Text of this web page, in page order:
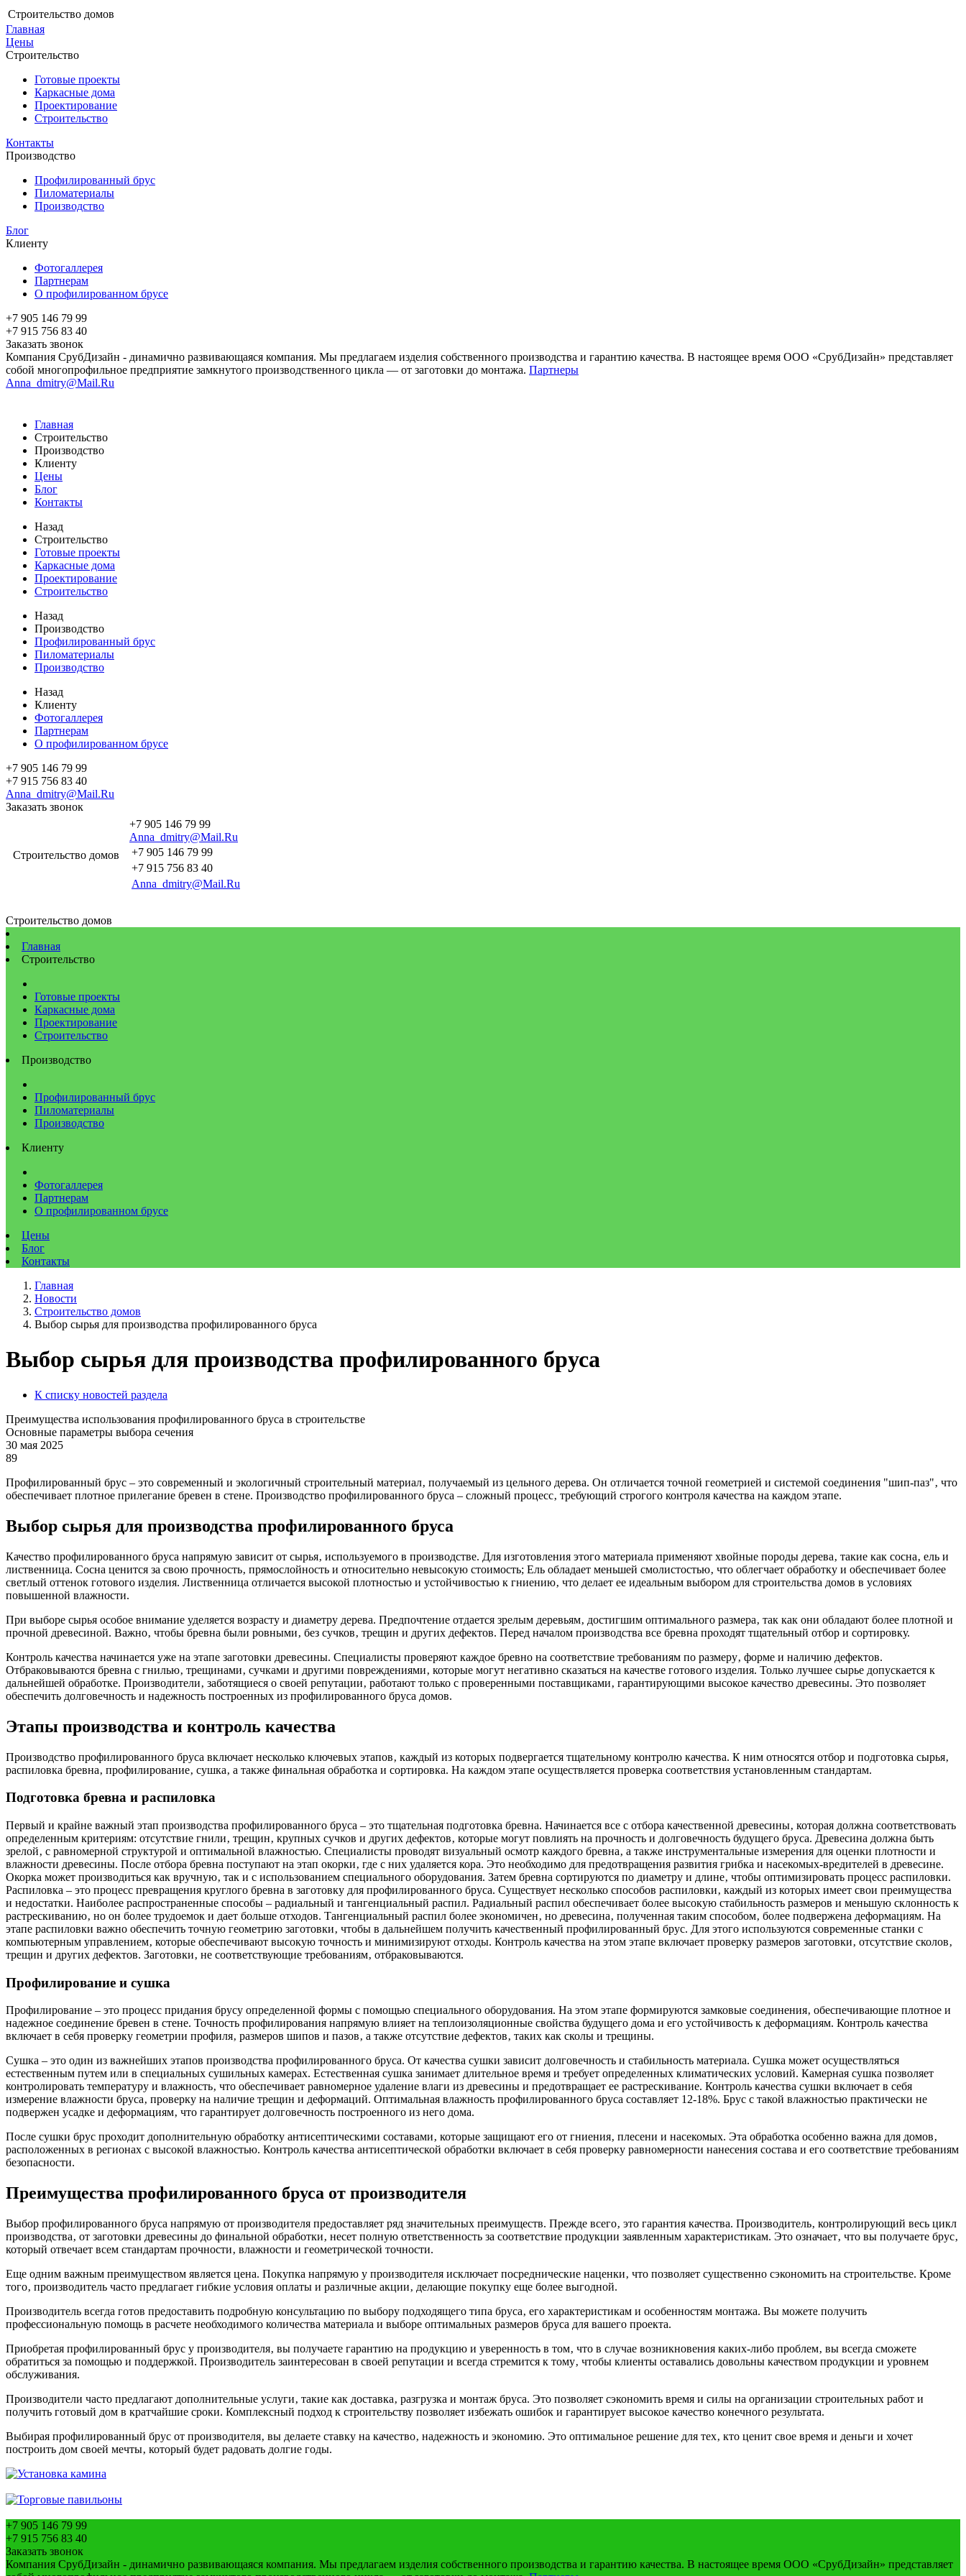
Строительство домов
Главная
Цены
Строительство
Готовые проекты
Каркасные дома
Проектирование
Строительство
Контакты
Производство
Профилированный брус
Пиломатериалы
Производство
Блог
Клиенту
Фотогаллерея
Партнерам
О профилированном брусе
+7 905 146 79 99
+7 915 756 83 40
Заказать звонок
Компания СрубДизайн - динамично развивающаяся компания. Мы предлагаем изделия собственного производства и гарантию качества. В настоящее время ООО «СрубДизайн» представляет
собой многопрофильное предприятие замкнутого производственного цикла — от заготовки до монтажа. Партнеры
Anna_dmitry@Mail.Ru
Главная
Строительство
Производство
Клиенту
Цены
Блог
Контакты
Назад
Строительство
Готовые проекты
Каркасные дома
Проектирование
Строительство
Назад
Производство
Профилированный брус
Пиломатериалы
Производство
Назад
Клиенту
Фотогаллерея
Партнерам
О профилированном брусе
+7 905 146 79 99
+7 915 756 83 40
Anna_dmitry@Mail.Ru
Заказать звонок
Строительство домов
+7 905 146 79 99
Anna_dmitry@Mail.Ru
+7 905 146 79 99
+7 915 756 83 40
Anna_dmitry@Mail.Ru
Строительство домов
Главная
Строительство
Готовые проекты
Каркасные дома
Проектирование
Строительство
Производство
Профилированный брус
Пиломатериалы
Производство
Клиенту
Фотогаллерея
Партнерам
О профилированном брусе
Цены
Блог
Контакты
Главная
Новости
Строительство домов
Выбор сырья для производства профилированного бруса
Выбор сырья для производства профилированного бруса
К списку новостей раздела
Преимущества использования профилированного бруса в строительстве
Основные параметры выбора сечения
30 мая 2025
89
Профилированный брус – это современный и экологичный строительный материал‚ получаемый из цельного дерева. Он отличается точной геометрией и системой соединения "шип-паз"‚ что
обеспечивает плотное прилегание бревен в стене. Производство профилированного бруса – сложный процесс‚ требующий строгого контроля качества на каждом этапе.
Выбор сырья для производства профилированного бруса
Качество профилированного бруса напрямую зависит от сырья‚ используемого в производстве. Для изготовления этого материала применяют хвойные породы дерева‚ такие как сосна‚ ель и
лиственница. Сосна ценится за свою прочность‚ прямослойность и относительно невысокую стоимость; Ель обладает меньшей смолистостью‚ что облегчает обработку и обеспечивает более
светлый оттенок готового изделия. Лиственница отличается высокой плотностью и устойчивостью к гниению‚ что делает ее идеальным выбором для строительства домов в условиях
повышенной влажности.
При выборе сырья особое внимание уделяется возрасту и диаметру дерева. Предпочтение отдается зрелым деревьям‚ достигшим оптимального размера‚ так как они обладают более плотной и
прочной древесиной. Важно‚ чтобы бревна были ровными‚ без сучков‚ трещин и других дефектов. Перед началом производства все бревна проходят тщательный отбор и сортировку.
Контроль качества начинается уже на этапе заготовки древесины. Специалисты проверяют каждое бревно на соответствие требованиям по размеру‚ форме и наличию дефектов.
Отбраковываются бревна с гнилью‚ трещинами‚ сучками и другими повреждениями‚ которые могут негативно сказаться на качестве готового изделия. Только лучшее сырье допускается к
дальнейшей обработке. Производители‚ заботящиеся о своей репутации‚ работают только с проверенными поставщиками‚ гарантирующими высокое качество древесины. Это позволяет
обеспечить долговечность и надежность построенных из профилированного бруса домов.
Этапы производства и контроль качества
Производство профилированного бруса включает несколько ключевых этапов‚ каждый из которых подвергается тщательному контролю качества. К ним относятся отбор и подготовка сырья‚
распиловка бревна‚ профилирование‚ сушка‚ а также финальная обработка и сортировка. На каждом этапе осуществляется проверка соответствия установленным стандартам.
Подготовка бревна и распиловка
Первый и крайне важный этап производства профилированного бруса – это тщательная подготовка бревна. Начинается все с отбора качественной древесины‚ которая должна соответствовать
определенным критериям: отсутствие гнили‚ трещин‚ крупных сучков и других дефектов‚ которые могут повлиять на прочность и долговечность будущего бруса. Древесина должна быть
зрелой‚ с равномерной структурой и оптимальной влажностью. Специалисты проводят визуальный осмотр каждого бревна‚ а также инструментальные измерения для оценки плотности и
влажности древесины. После отбора бревна поступают на этап окорки‚ где с них удаляется кора. Это необходимо для предотвращения развития грибка и насекомых-вредителей в древесине.
Окорка может производиться как вручную‚ так и с использованием специального оборудования. Затем бревна сортируются по диаметру и длине‚ чтобы оптимизировать процесс распиловки.
Распиловка – это процесс превращения круглого бревна в заготовку для профилированного бруса. Существует несколько способов распиловки‚ каждый из которых имеет свои преимущества
и недостатки. Наиболее распространенные способы – радиальный и тангенциальный распил. Радиальный распил обеспечивает более высокую стабильность размеров и меньшую склонность к
растрескиванию‚ но он более трудоемок и дает больше отходов. Тангенциальный распил более экономичен‚ но древесина‚ полученная таким способом‚ более подвержена деформациям. На
этапе распиловки важно обеспечить точную геометрию заготовки‚ чтобы в дальнейшем получить качественный профилированный брус. Для этого используются современные станки с
компьютерным управлением‚ которые обеспечивают высокую точность и минимизируют отходы. Контроль качества на этом этапе включает проверку размеров заготовки‚ отсутствие сколов‚
трещин и других дефектов. Заготовки‚ не соответствующие требованиям‚ отбраковываются.
Профилирование и сушка
Профилирование – это процесс придания брусу определенной формы с помощью специального оборудования. На этом этапе формируются замковые соединения‚ обеспечивающие плотное и
надежное соединение бревен в стене. Точность профилирования напрямую влияет на теплоизоляционные свойства будущего дома и его устойчивость к деформациям. Контроль качества
включает в себя проверку геометрии профиля‚ размеров шипов и пазов‚ а также отсутствие дефектов‚ таких как сколы и трещины.
Сушка – это один из важнейших этапов производства профилированного бруса. От качества сушки зависит долговечность и стабильность материала. Сушка может осуществляться
естественным путем или в специальных сушильных камерах. Естественная сушка занимает длительное время и требует определенных климатических условий. Камерная сушка позволяет
контролировать температуру и влажность‚ что обеспечивает равномерное удаление влаги из древесины и предотвращает ее растрескивание. Контроль качества сушки включает в себя
измерение влажности бруса‚ проверку на наличие трещин и деформаций. Оптимальная влажность профилированного бруса составляет 12-18%. Брус с такой влажностью практически не
подвержен усадке и деформациям‚ что гарантирует долговечность построенного из него дома.
После сушки брус проходит дополнительную обработку антисептическими составами‚ которые защищают его от гниения‚ плесени и насекомых. Эта обработка особенно важна для домов‚
расположенных в регионах с высокой влажностью. Контроль качества антисептической обработки включает в себя проверку равномерности нанесения состава и его соответствие требованиям
безопасности.
Преимущества профилированного бруса от производителя
Выбор профилированного бруса напрямую от производителя предоставляет ряд значительных преимуществ. Прежде всего‚ это гарантия качества. Производитель‚ контролирующий весь цикл
производства‚ от заготовки древесины до финальной обработки‚ несет полную ответственность за соответствие продукции заявленным характеристикам. Это означает‚ что вы получаете брус‚
который отвечает всем стандартам прочности‚ влажности и геометрической точности.
Еще одним важным преимуществом является цена. Покупка напрямую у производителя исключает посреднические наценки‚ что позволяет существенно сэкономить на строительстве. Кроме
того‚ производитель часто предлагает гибкие условия оплаты и различные акции‚ делающие покупку еще более выгодной.
Производитель всегда готов предоставить подробную консультацию по выбору подходящего типа бруса‚ его характеристикам и особенностям монтажа. Вы можете получить
профессиональную помощь в расчете необходимого количества материала и выборе оптимальных размеров бруса для вашего проекта.
Приобретая профилированный брус у производителя‚ вы получаете гарантию на продукцию и уверенность в том‚ что в случае возникновения каких-либо проблем‚ вы всегда сможете
обратиться за помощью и поддержкой. Производитель заинтересован в своей репутации и всегда стремится к тому‚ чтобы клиенты оставались довольны качеством продукции и уровнем
обслуживания.
Производители часто предлагают дополнительные услуги‚ такие как доставка‚ разгрузка и монтаж бруса. Это позволяет сэкономить время и силы на организации строительных работ и
получить готовый дом в кратчайшие сроки. Комплексный подход к строительству позволяет избежать ошибок и гарантирует высокое качество конечного результата.
Выбирая профилированный брус от производителя‚ вы делаете ставку на качество‚ надежность и экономию. Это оптимальное решение для тех‚ кто ценит свое время и деньги и хочет
построить дом своей мечты‚ который будет радовать долгие годы.
+7 905 146 79 99
+7 915 756 83 40
Заказать звонок
Компания СрубДизайн - динамично развивающаяся компания. Мы предлагаем изделия собственного производства и гарантию качества. В настоящее время ООО «СрубДизайн» представляет